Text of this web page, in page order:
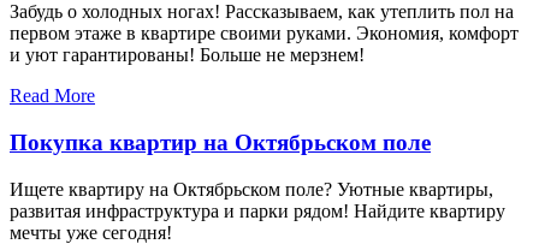
Забудь о холодных ногах! Рассказываем, как утеплить пол на
первом этаже в квартире своими руками. Экономия, комфорт
и уют гарантированы! Больше не мерзнем!
Read More
Покупка квартир на Октябрьском поле
Ищете квартиру на Октябрьском поле? Уютные квартиры,
развитая инфраструктура и парки рядом! Найдите квартиру
мечты уже сегодня!